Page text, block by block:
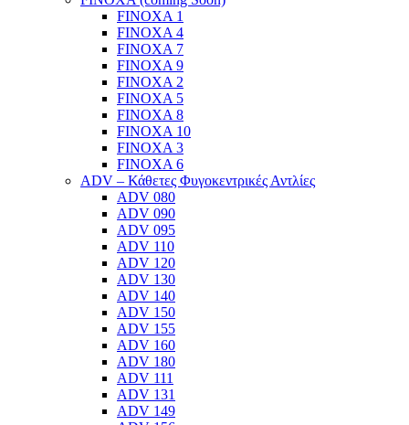
FINOXA 1
FINOXA 4
FINOXA 7
FINOXA 9
FINOXA 2
FINOXA 5
FINOXA 8
FINOXA 10
FINOXA 3
FINOXA 6
ADV – Κάθετες Φυγοκεντρικές Αντλίες
ADV 080
ADV 090
ADV 095
ADV 110
ADV 120
ADV 130
ADV 140
ADV 150
ADV 155
ADV 160
ADV 180
ADV 111
ADV 131
ADV 149